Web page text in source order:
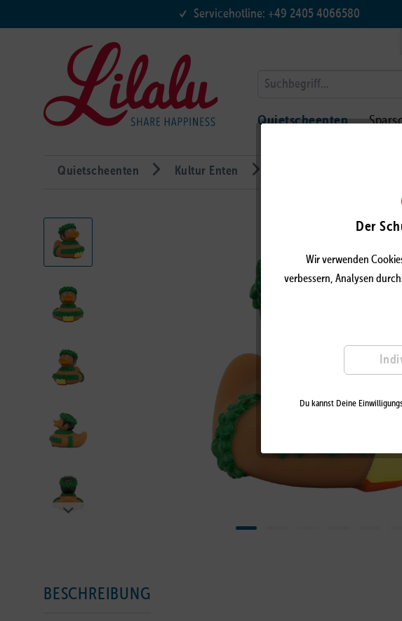
Servicehotline: +49 2405 4066580
Quietscheenten
Der
Wir verwenden
verbessern, Analysen
Du kannst Deine
Quietscheenten Kultur Enten
BESCHREIBUNG